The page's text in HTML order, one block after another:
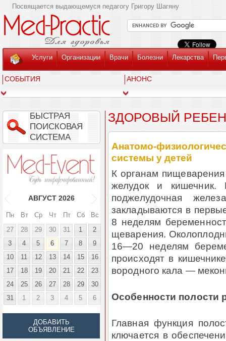
Посвящается выдающемуся педагогу Григору Шагяну
Услуги Организации Врачи Болезни Лекарства
СОБЫТИЯ АНОНС
БЫСТРАЯ
ПОИСКОВАЯ
СИСТЕМА
АВГУСТ 2026
Пн Вт Ср Чт Пт Сб
Вс
27
28 29 30 31 1
2
3
4 5 6 7 8
9
10
11 12 13 14 15
16
17
18 19 20 21 22
23
24
25 26 27 28 29
30
31
1 2 3 4 5 6
ДОБАВИТЬ
ОБЪЯВЛЕНИЕ
ЗДОРОВЫЙ
Анатомо-
системы у детей
К органам
желудок и кишечник.
поджелудочная
закладываются в
8 неделям
щеварения.
16—20 неделям
происходят в
вородного кала —
Особенности полости
Главная функция
ключается в